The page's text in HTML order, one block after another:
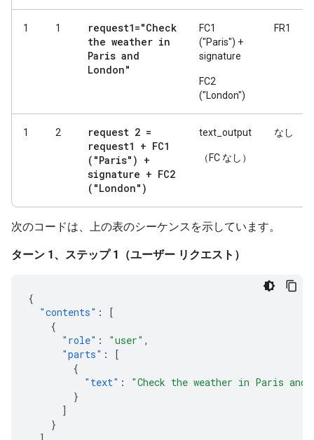
1 1
request1="Check
the weather in
Paris and
London"
FC1
("Paris") +
signature
FC2
("London")
FR1
1 2
request 2 =
request1 + FC1
("Paris") +
signature + FC2
("London")
text_output
（FC なし）
なし
次のコードは、上の表のシーケンスを示しています。
ターン 1、ステップ 1（ユーザー リクエスト）
{
"contents" :
[
{
"role" : "user" ,
"parts" :
[
{
"text" :
"Check the weather in Paris and
}
]
}